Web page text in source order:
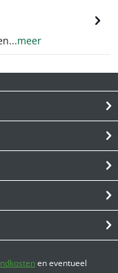
meer
en eventueel